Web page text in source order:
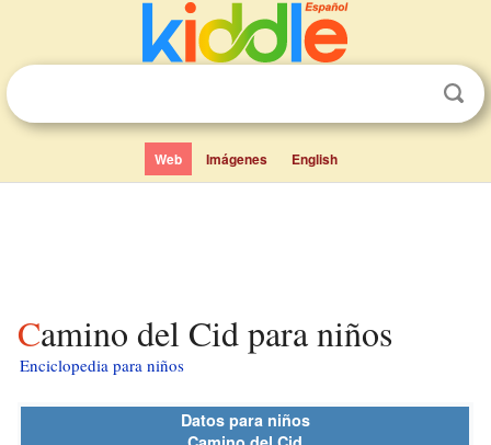
Web Imágenes English
Camino del Cid para niños
Enciclopedia para niños
Datos para niños